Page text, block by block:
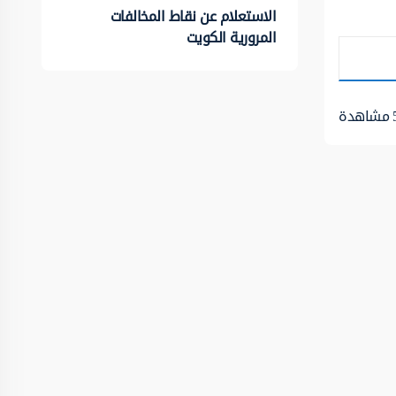
مشاهدة
الاستعلام عن نقاط المخالفات
المرورية الكويت